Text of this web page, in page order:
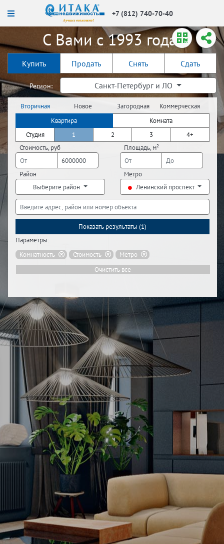
+7 (812) 740-70-40
С Вами с 1993 года!
Купить Продать Снять Сдать
Регион: Санкт-Петербург и ЛО
Вторичная
недвижимость
Новое
строительство
Загородная
недвижимость
Коммерческая
недвижимость
Квартира
Комната
Студия
1 2 3
4+
Стоимость, руб
Площадь, м²
Район
Выберите район
Метро
Ленинский проспект
Показать результаты (1)
Параметры:
Комнатность
Стоимость
Метро
Очистить все